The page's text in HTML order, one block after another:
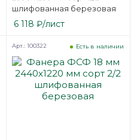
шлифованная березовая
6 118 ₽/лист
Есть в наличии
Арт.: 100322